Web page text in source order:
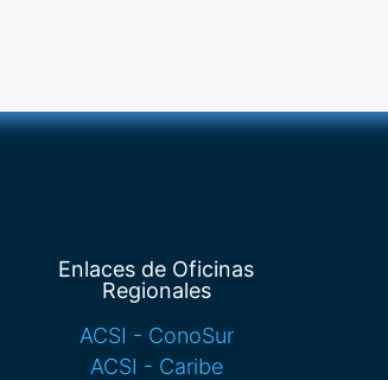
Enlaces de Oficinas
Regionales
ACSI - ConoSur
ACSI - Caribe